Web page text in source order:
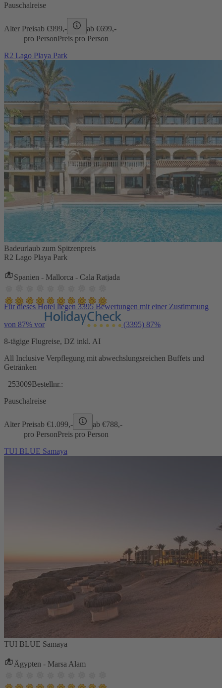
Pauschalreise
Alter Preisab €999,- ab €699,-
pro PersonPreis pro Person
R2 Lago Playa Park
Badeurlaub zum Spitzenpreis
R2 Lago Playa Park
Spanien - Mallorca - Cala Ratjada
Für dieses Hotel liegen 3395 Bewertungen mit einer Zustimmung
von 87% vor (3395) 87%
8-tägige Flugreise, DZ inkl. AI
All Inclusive Verpflegung mit abwechslungsreichen Buffets und
Getränken
253009Bestellnr.:
Pauschalreise
Alter Preisab €1.099,- ab €788,-
pro PersonPreis pro Person
TUI BLUE Samaya
TUI BLUE Samaya
Ägypten - Marsa Alam